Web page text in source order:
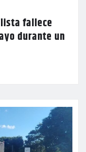
fallece
durante un